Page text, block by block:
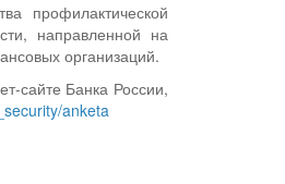
профилактической
направленной на
организаций.
сайте Банка России,
anketa